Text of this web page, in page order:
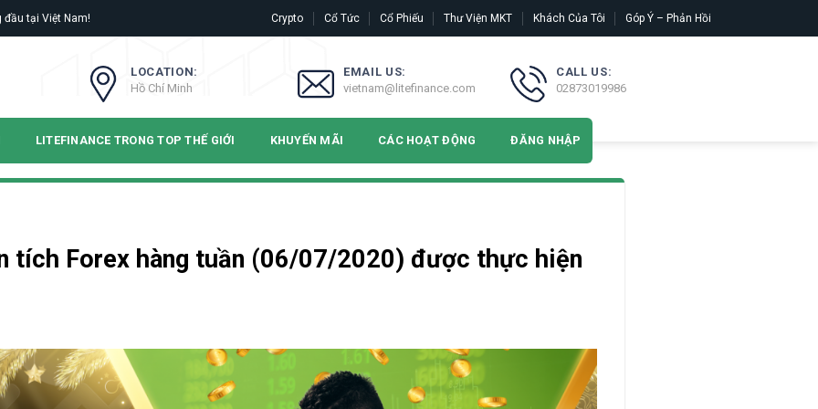
đầu tại Việt Nam! Crypto Cổ Tức Cổ Phiếu Thư Viện MKT Khách Của Tôi Góp Ý – Phản Hồi
LOCATION:
Hồ Chí Minh
EMAIL US:
vietnam@litefinance.com
CALL US:
02873019986
LITEFINANCE TRONG TOP THẾ GIỚI KHUYẾN MÃI CÁC HOẠT ĐỘNG ĐĂNG NHẬP
tích Forex hàng tuần (06/07/2020) được thực hiện